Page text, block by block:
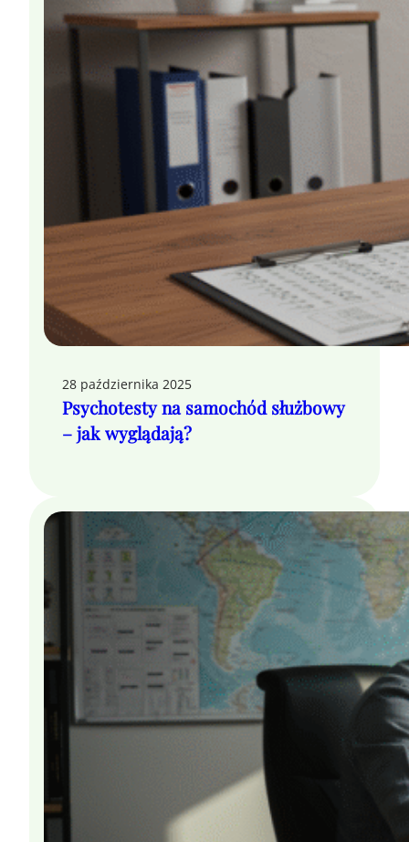
28 października 2025
Psychotesty na samochód służbowy
– jak wyglądają?